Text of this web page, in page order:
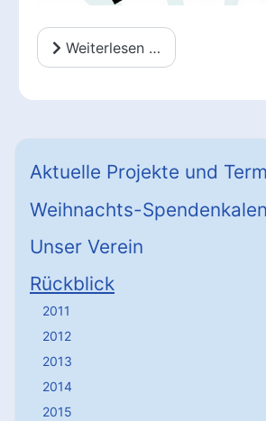
Weiterlesen …
Aktuelle Projekte und
Weihnachts-
Unser Verein
Rückblick
2011
2012
2013
2014
2015